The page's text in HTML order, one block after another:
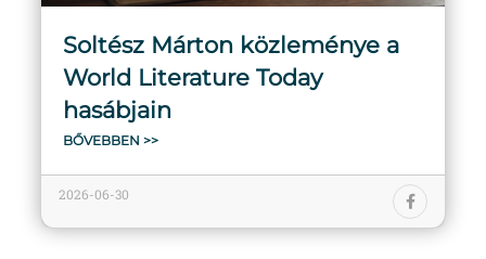
Soltész Márton közleménye a
World Literature Today
hasábjain
BŐVEBBEN >>
2026-06-30